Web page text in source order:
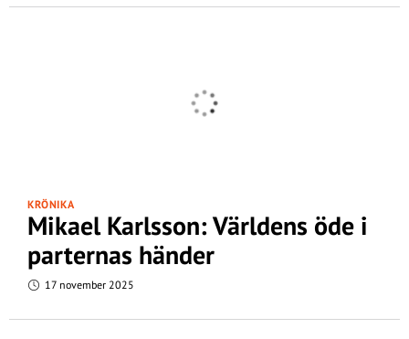
KRÖNIKA
Mikael Karlsson: Världens öde i
parternas händer
17 november 2025